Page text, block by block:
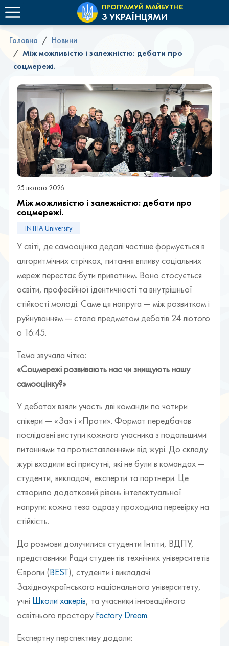
ПРОГРАМУЙ МАЙБУТНЄ
З УКРАЇНЦЯМИ
Головна
Новини
Між можливістю і залежністю: дебати про
соцмережі.
25 лютого 2026
Між можливістю і залежністю: дебати про
соцмережі.
INTITA University
У світі, де самооцінка дедалі частіше формується в
алгоритмічних стрічках, питання впливу соціальних
мереж перестає бути приватним. Воно стосується
освіти, професійної ідентичності та внутрішньої
стійкості молоді. Саме ця напруга — між розвитком і
руйнуванням — стала предметом дебатів 24 лютого
о 16:45.
Тема звучала чітко:
«Соцмережі розвивають нас чи знищують нашу
самооцінку?»
У дебатах взяли участь дві команди по чотири
спікери — «За» і «Проти». Формат передбачав
послідовні виступи кожного учасника з подальшими
питаннями та протиставленнями від журі. До складу
журі входили всі присутні, які не були в командах —
студенти, викладачі, експерти та партнери. Це
створило додатковий рівень інтелектуальної
напруги: кожна теза одразу проходила перевірку на
стійкість.
До розмови долучилися студенти Інтіти, ВДПУ,
представники Ради студентів технічних університетів
Європи (BEST), студенти і викладачі
Західноукраїнського національного університету,
учні Школи хакерів, та учасники інноваційного
освітнього простору Factory Dream.
Експертну перспективу додали: